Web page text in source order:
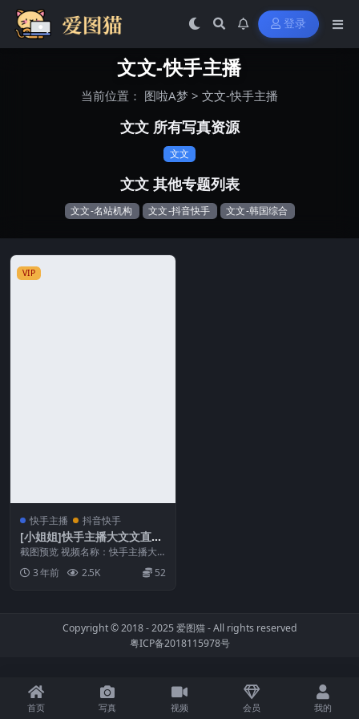
登录
文文-快手主播
当前位置： 图啦A梦 > 文文-快手主播
文文 所有写真资源
文文
文文 其他专题列表
文文-名站机构 文文-抖音快手 文文-韩国综合
VIP
快手主播 抖音快手
[小姐姐]快手主播大文文直播
表情舞合集[40V/3.6G]
截图预览 视频名称：快手主播大
文文直播表情舞合集 视频大小：4
0V/3.6G 解...
3 年前 2.5K 52
Copyright © 2018 - 2025爱图猫- All rights reserved
粤ICP备2018115978号
首页 写真 视频 会员 我的